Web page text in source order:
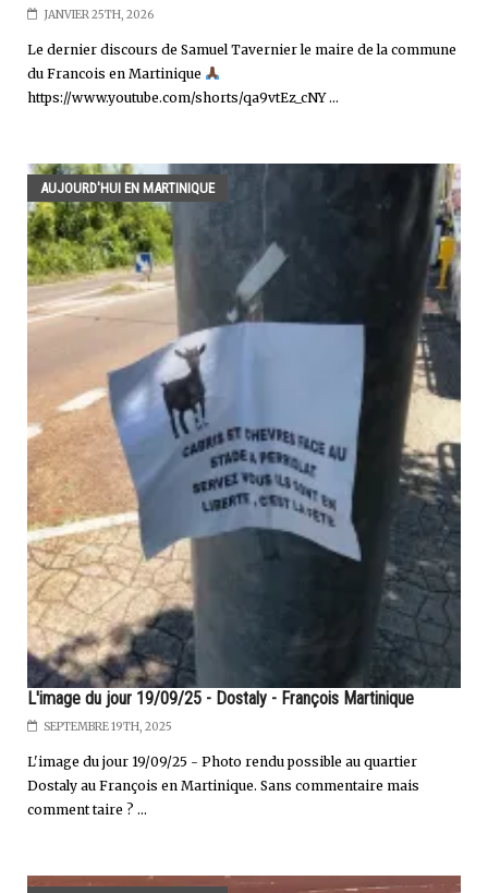
JANVIER 25TH, 2026
Le dernier discours de Samuel Tavernier le maire de la commune
du Francois en Martinique
https://www.youtube.com/shorts/qa9vtEz_cNY ...
AUJOURD'HUI EN MARTINIQUE
L'image du jour 19/09/25 - Dostaly - François Martinique
SEPTEMBRE 19TH, 2025
L'image du jour 19/09/25 - Photo rendu possible au quartier
Dostaly au François en Martinique. Sans commentaire mais
comment taire ? ...